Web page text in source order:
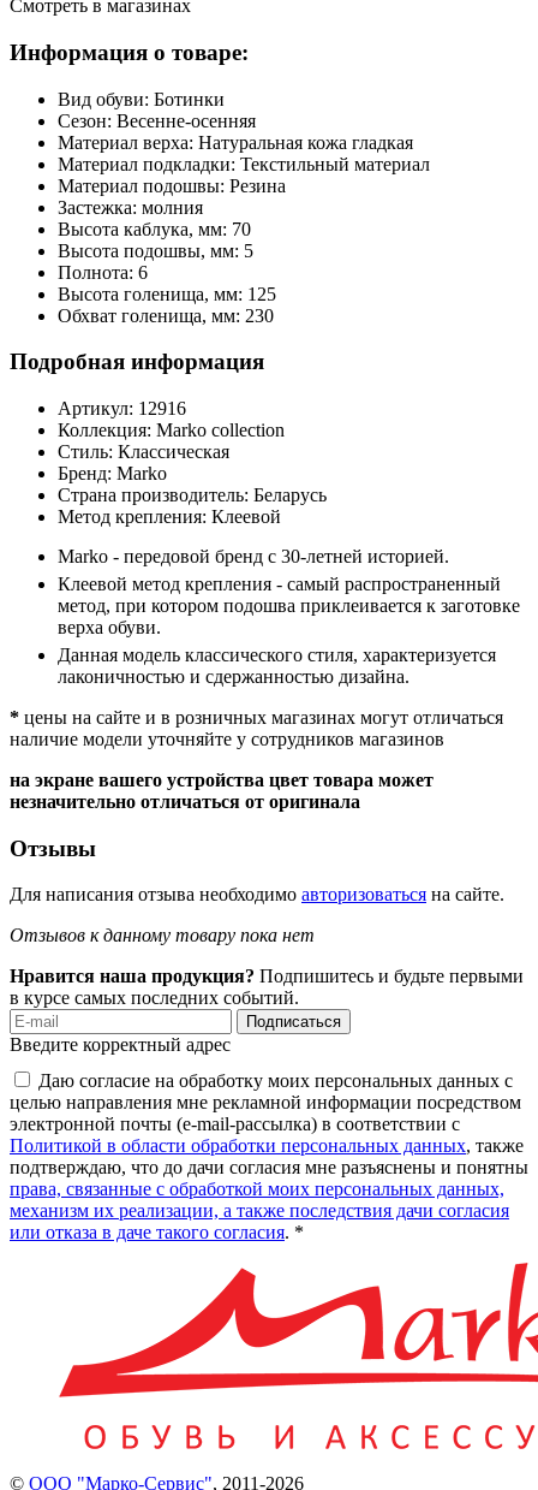
Смотреть в магазинах
Информация о товаре:
Вид обуви: Ботинки
Сезон: Весенне-осенняя
Материал верха: Натуральная кожа гладкая
Материал подкладки: Текстильный материал
Материал подошвы: Резина
Застежка: молния
Высота каблука, мм: 70
Высота подошвы, мм: 5
Полнота: 6
Высота голенища, мм: 125
Обхват голенища, мм: 230
Подробная информация
Артикул: 12916
Коллекция: Marko collection
Стиль: Классическая
Бренд: Marko
Страна производитель: Беларусь
Метод крепления: Клеевой
Marko - передовой бренд с 30-летней историей.
Клеевой метод крепления - самый распространенный
метод, при котором подошва приклеивается к заготовке
верха обуви.
Данная модель классического стиля, характеризуется
лаконичностью и сдержанностью дизайна.
* цены на сайте и в розничных магазинах могут отличаться
наличие модели уточняйте у сотрудников магазинов
на экране вашего устройства цвет товара может
незначительно отличаться от оригинала
Отзывы
Для написания отзыва необходимо авторизоваться на сайте.
Отзывов к данному товару пока нет
Нравится наша продукция? Подпишитесь и будьте первыми
в курсе самых последних событий.
Подписаться
Введите корректный адрес
Даю согласие на обработку моих персональных данных с
целью направления мне рекламной информации посредством
электронной почты (e-mail-рассылка) в соответствии с
Политикой в области обработки персональных данных, также
подтверждаю, что до дачи согласия мне разъяснены и понятны
права, связанные с обработкой моих персональных данных,
механизм их реализации, а также последствия дачи согласия
или отказа в даче такого согласия. *
© ООО "Марко-Сервис", 2011-2026